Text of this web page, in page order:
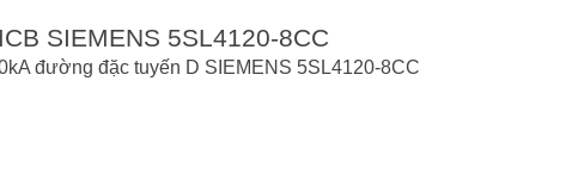
SIEMENS 5SL4120-8CC
đường đặc tuyến D SIEMENS 5SL4120-8CC